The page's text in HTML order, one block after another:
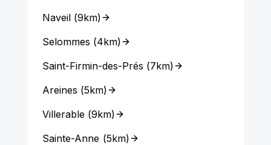
Naveil(9km)
Selommes (4km)
Saint-Firmin-des-Prés (7km)
Areines (5km)
Villerable(9km)
Sainte-Anne (5km)